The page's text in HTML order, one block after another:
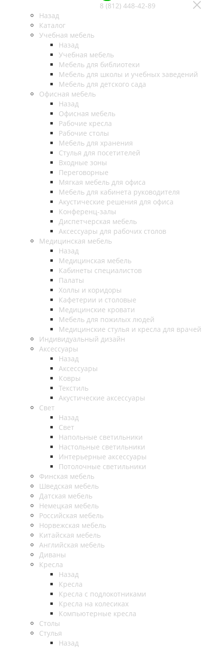
8 (812) 448-42-89
Назад
Каталог
Учебная мебель
Назад
Учебная мебель
Мебель для библиотеки
Мебель для школы и учебных заведений
Мебель для детского сада
Офисная мебель
Назад
Офисная мебель
Рабочие кресла
Рабочие столы
Мебель для хранения
Стулья для посетителей
Входные зоны
Переговорные
Мягкая мебель для офиса
Мебель для кабинета руководителя
Акустические решения для офиса
Конференц-залы
Диспетчерская мебель
Аксессуары для рабочих столов
Медицинская мебель
Назад
Медицинская мебель
Кабинеты специалистов
Палаты
Холлы и коридоры
Кафетерии и столовые
Медицинские кровати
Мебель для пожилых людей
Медицинские стулья и кресла для врачей
Индивидуальный дизайн
Аксессуары
Назад
Аксессуары
Ковры
Текстиль
Акустические аксессуары
Свет
Назад
Свет
Напольные светильники
Настольные светильники
Интерьерные аксессуары
Потолочные светильники
Финская мебель
Шведская мебель
Датская мебель
Немецкая мебель
Российская мебель
Норвежская мебель
Китайская мебель
Английская мебель
Диваны
Кресла
Назад
Кресла
Кресла с подлокотниками
Кресла на колесиках
Компьютерные кресла
Столы
Стулья
Назад